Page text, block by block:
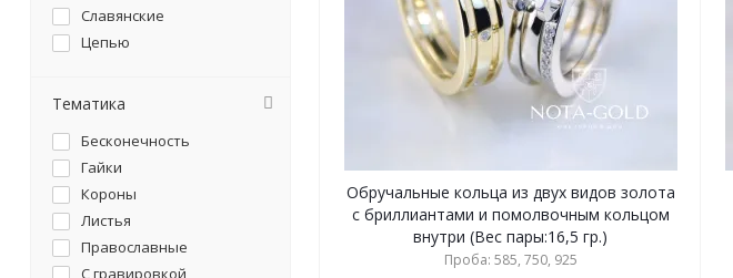
Обручальные кольца из двух видов золота
с бриллиантами и помолвочным кольцом
внутри (Вес пары:16,5 гр.)
Проба: 585, 750, 925
Славянские
Цепью
Тематика
Бесконечность
Гайки
Короны
Листья
Православные
С гравировкой